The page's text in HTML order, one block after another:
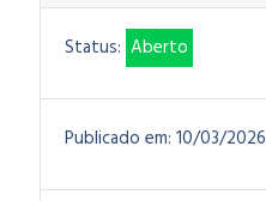
Status: Aberto
Publicado em: 10/03/2026